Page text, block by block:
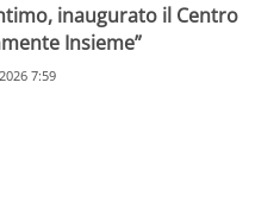
inaugurato il Centro
Insieme”
7:59